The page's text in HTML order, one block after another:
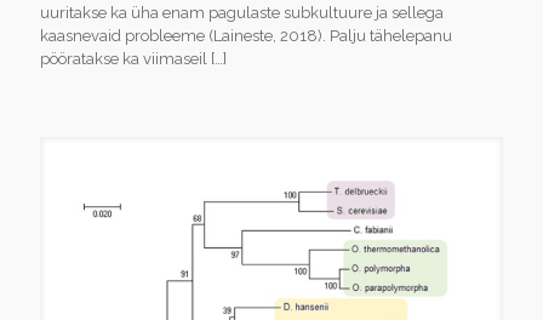
uuritakse ka üha enam pagulaste subkultuure ja sellega
kaasnevaid probleeme (Laineste, 2018). Palju tähelepanu
pööratakse ka viimaseil […]